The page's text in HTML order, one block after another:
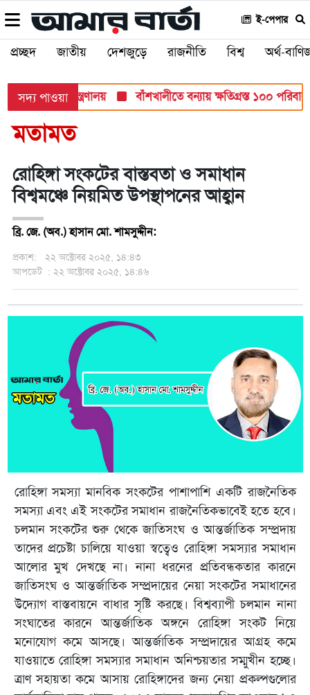
ই-পেপার
প্রচ্ছদ জাতীয় দেশজুড়ে রাজনীতি বিশ্ব অর্থ-
সদ্য পাওয়া
শিক্ষা মন্ত্রণালয় বাঁশখালীতে বন্যায় ক্ষতিগ্রস্ত ১০০ পরিবারকে
মতামত
রোহিঙ্গা সংকটের বাস্তবতা ও সমাধান
বিশ্বমঞ্চে নিয়মিত উপস্থাপনের আহ্বান
ব্রি. জে. (অব.) হাসান মো. শামসুদ্দীন:
প্রকাশ:
২২ অক্টোবর ২০২৫, ১৪:৪৩
আপডেট : ২২ অক্টোবর ২০২৫, ১৪:৪৬
রোহিঙ্গা সমস্যা মানবিক সংকটের পাশাপাশি একটি রাজনৈতিক
সমস্যা এবং এই সংকটের সমাধান রাজনৈতিকভাবেই হতে হবে।
চলমান সংকটের শুরু থেকে জাতিসংঘ ও আন্তর্জাতিক সম্প্রদায়
তাদের প্রচেষ্টা চালিয়ে যাওয়া স্বত্বেও রোহিঙ্গা সমস্যার সমাধান
আলোর মুখ দেখছে না। নানা ধরনের প্রতিবন্ধকতার কারনে
জাতিসংঘ ও আন্তর্জাতিক সম্প্রদায়ের নেয়া সংকটের সমাধানের
উদ্যোগ বাস্তবায়নে বাধার সৃষ্টি করছে। বিশ্বব্যাপী চলমান নানা
সংঘাতের কারনে আন্তর্জাতিক অঙ্গনে রোহিঙ্গা সংকট নিয়ে
মনোযোগ কমে আসছে। আন্তর্জাতিক সম্প্রদায়ের আগ্রহ কমে
যাওয়াতে রোহিঙ্গা সমস্যার সমাধান অনিশ্চয়তার সম্মুখীন হচ্ছে।
ত্রাণ সহায়তা কমে আসায় রোহিঙ্গাদের জন্য নেয়া প্রকল্পগুলোর